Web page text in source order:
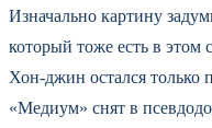
Изначально картину
который тоже есть в этом
Хон-джин остался только
«Медиум» снят в